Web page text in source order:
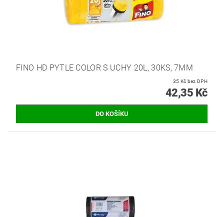
FINO HD PYTLE COLOR S UCHY 20L, 30KS, 7ΜM
35 Kč bez DPH
42,35 Kč